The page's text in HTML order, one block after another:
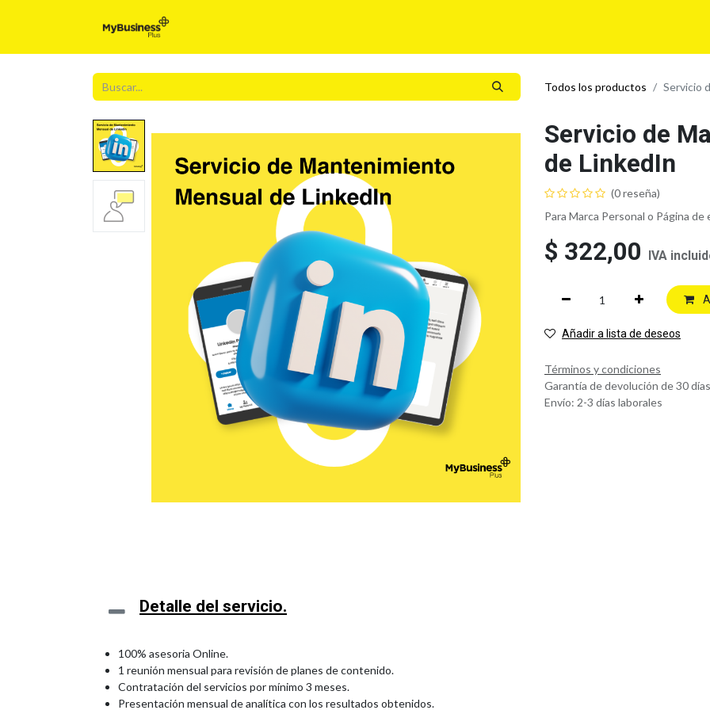
Todos los productos Servicio
Servicio de
de LinkedIn
(0 reseña)
Para Marca Personal o Página de
$ 322,00 IVA
Añadir a lista de deseos
Términos y condiciones
Garantía de devolución de 30 días
Envío: 2-3 días laborales
Detalle del servicio.
100% asesoria Online.
1 reunión mensual para revisión de planes de contenido.
Contratación del servicios por mínimo 3 meses.
Presentación mensual de analítica con los resultados obtenidos.